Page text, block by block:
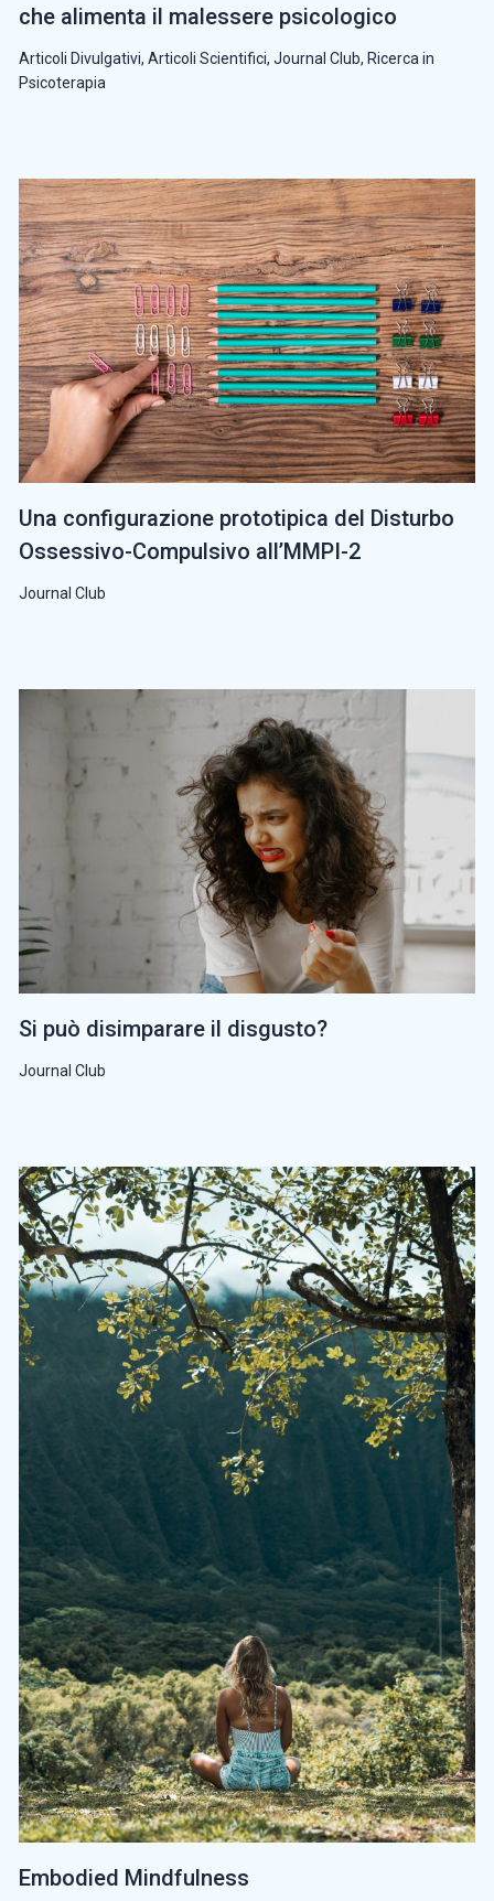
che alimenta il malessere psicologico
Articoli Divulgativi, Articoli Scientifici, Journal Club, Ricerca in
Psicoterapia
Una configurazione prototipica del Disturbo
Ossessivo-Compulsivo all’MMPI-2
Journal Club
Si può disimparare il disgusto?
Journal Club
Embodied Mindfulness